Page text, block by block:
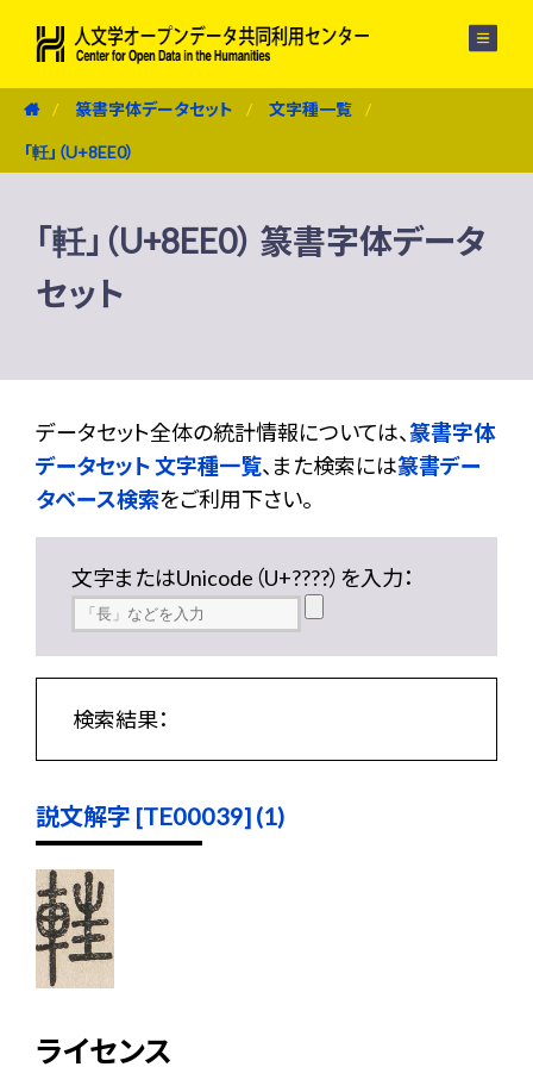
篆書字体データセット 文字種一覧
「軠」（U+8EE0）
「軠」（U+8EE0） 篆書字体データ
セット
データセット全体の統計情報については、篆書字体
データセット 文字種一覧、また検索には篆書デー
タベース検索をご利用下さい。
文字またはUnicode（U+????）を入力：
検索結果：
説文解字 [TE00039] (1)
ライセンス